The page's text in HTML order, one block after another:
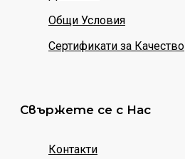
Общи Условия
Сертификати за Качество
Свържете се с Нас
Контакти